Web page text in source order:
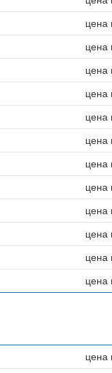
цена
цена
цена
цена
цена
цена
цена
цена
цена
цена
цена
цена
цена